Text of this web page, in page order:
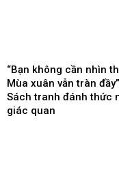
“Bạn không cần nhìn
Mùa xuân vẫn tràn
Sách tranh đánh thức
giác quan